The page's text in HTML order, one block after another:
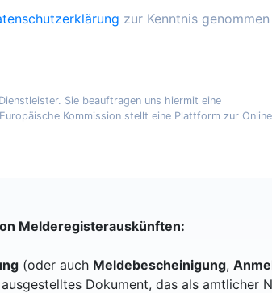
zur Kenntnis genommen
Sie beauftragen uns hiermit eine
Kommission stellt eine Plattform zur
Melderegisterauskünften:
(oder auch Meldebescheinigung,
Dokument, das als amtlicher